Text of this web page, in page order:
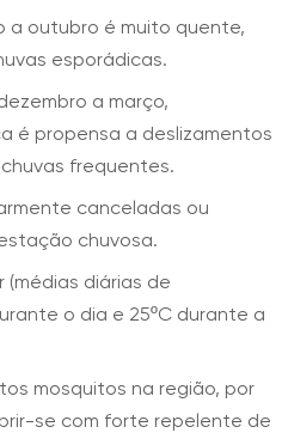
a outubro é muito quente,
esporádicas.
a março,
é propensa a deslizamentos
frequentes.
canceladas ou
chuvosa.
(médias diárias de
o dia e 25ºC durante a
mosquitos na região, por
se com forte repelente de